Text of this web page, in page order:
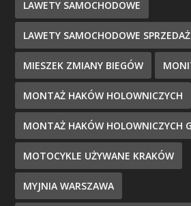
LAWETY SAMOCHODOWE
LAWETY SAMOCHODOWE SPRZEDAŻ
MIESZEK ZMIANY BIEGÓW
MONTAŻ HAKÓW HOLOWNICZYCH
MONTAŻ HAKÓW HOLOWNICZYCH
MOTOCYKLE UŻYWANE KRAKÓW
MYJNIA WARSZAWA